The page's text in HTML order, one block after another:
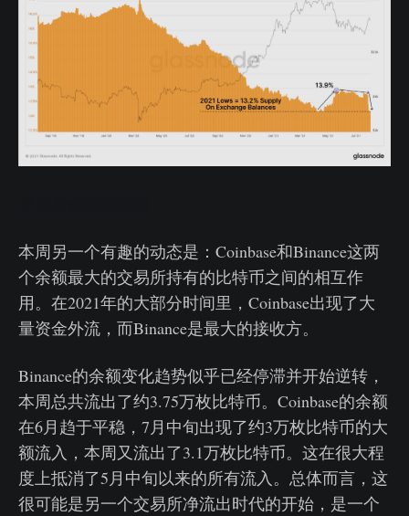
本周另一个有趣的动态是：Coinbase和Binance这两
个余额最大的交易所持有的比特币之间的相互作
用。在2021年的大部分时间里，Coinbase出现了大
量资金外流，而Binance是最大的接收方。
Binance的余额变化趋势似乎已经停滞并开始逆转，
本周总共流出了约3.75万枚比特币。Coinbase的余额
在6月趋于平稳，7月中旬出现了约3万枚比特币的大
额流入，本周又流出了3.1万枚比特币。这在很大程
度上抵消了5月中旬以来的所有流入。总体而言，这
很可能是另一个交易所净流出时代的开始，是一个